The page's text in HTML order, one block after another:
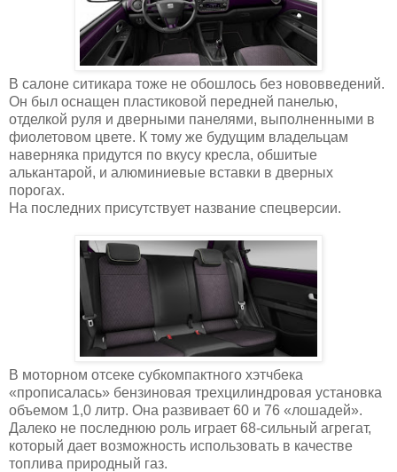
В салоне ситикара тоже не обошлось без нововведений.
Он был оснащен пластиковой передней панелью,
отделкой руля и дверными панелями, выполненными в
фиолетовом цвете. К тому же будущим владельцам
наверняка придутся по вкусу кресла, обшитые
алькантарой, и алюминиевые вставки в дверных
порогах.
На последних присутствует название спецверсии.
В моторном отсеке субкомпактного хэтчбека
«прописалась» бензиновая трехцилиндровая установка
объемом 1,0 литр. Она развивает 60 и 76 «лошадей».
Далеко не последнюю роль играет 68-сильный агрегат,
который дает возможность использовать в качестве
топлива природный газ.